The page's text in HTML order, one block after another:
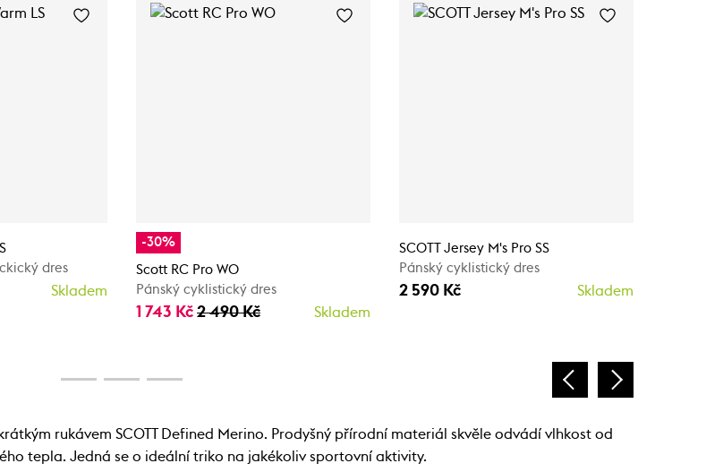
dres
Skladem
-30%
Scott RC Pro WO
Pánský cyklistický dres
1 743 Kč 2 490 Kč Skladem
SCOTT Jersey M's Pro SS
Pánský cyklistický dres
2 590 Kč Skladem
rukávem SCOTT Defined Merino. Prodyšný přírodní materiál skvěle odvádí vlhkost od
tepla. Jedná se o ideální triko na jakékoliv sportovní aktivity.